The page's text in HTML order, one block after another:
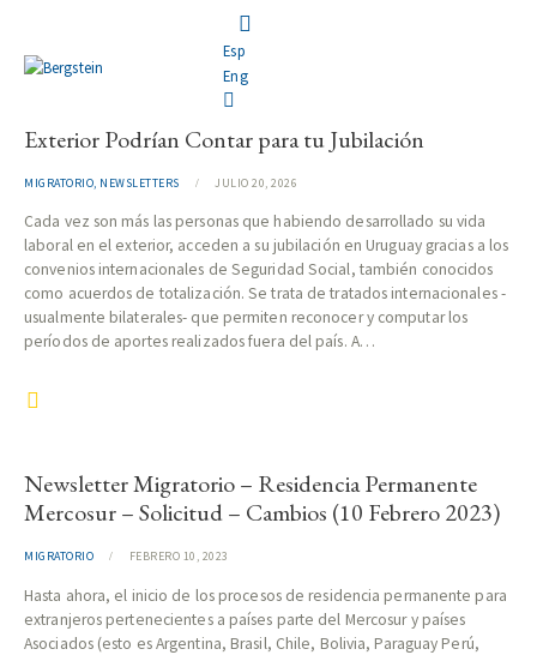
Esp
Eng
¿Migraste a Uruguay? Tus Años de Aporte en el
Exterior Podrían Contar para tu Jubilación
MIGRATORIO, NEWSLETTERS JULIO 20, 2026
Cada vez son más las personas que habiendo desarrollado su vida
laboral en el exterior, acceden a su jubilación en Uruguay gracias a los
convenios internacionales de Seguridad Social, también conocidos
como acuerdos de totalización. Se trata de tratados internacionales -
usualmente bilaterales- que permiten reconocer y computar los
períodos de aportes realizados fuera del país. A…
Newsletter Migratorio – Residencia Permanente
Mercosur – Solicitud – Cambios (10 Febrero 2023)
MIGRATORIO FEBRERO 10, 2023
Hasta ahora, el inicio de los procesos de residencia permanente para
extranjeros pertenecientes a países parte del Mercosur y países
Asociados (esto es Argentina, Brasil, Chile, Bolivia, Paraguay Perú,